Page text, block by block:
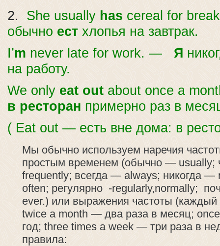
2. She usually has cereal for
обычно ест хлопья на завтрак.
I’m never late for work. — Я
на работу.
We only eat out about once a
в ресторан примерно раз в
( Eat out — есть вне дома: в
Мы обычно используем наречия
простым временем (обычно — usually;
frequently; всегда — always; никогда
often; регулярно -regularly,normally;
ever.) или выражения частоты
twice a month — два раза в месяц;
год; three times a week — три раза в
правила: